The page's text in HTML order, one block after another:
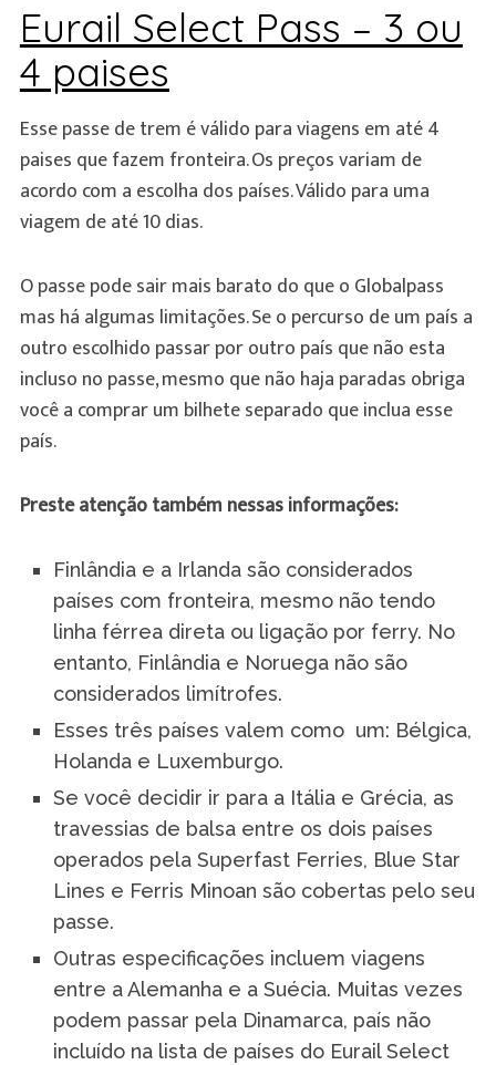
Eurail Select Pass – 3 ou
4 paises
Esse passe de trem é válido para viagens em até 4
paises que fazem fronteira. Os preços variam de
acordo com a escolha dos países. Válido para uma
viagem de até 10 dias.
O passe pode sair mais barato do que o Globalpass
mas há algumas limitações. Se o percurso de um país a
outro escolhido passar por outro país que não esta
incluso no passe, mesmo que não haja paradas obriga
você a comprar um bilhete separado que inclua esse
país.
Preste atenção também nessas informações:
Finlândia e a Irlanda são considerados
países com fronteira, mesmo não tendo
linha férrea direta ou ligação por ferry. No
entanto, Finlândia e Noruega não são
considerados limítrofes.
Esses três países valem como um: Bélgica,
Holanda e Luxemburgo.
Se você decidir ir para a Itália e Grécia, as
travessias de balsa entre os dois países
operados pela Superfast Ferries, Blue Star
Lines e Ferris Minoan são cobertas pelo seu
passe.
Outras especificações incluem viagens
entre a Alemanha e a Suécia. Muitas vezes
podem passar pela Dinamarca, país não
incluído na lista de países do Eurail Select